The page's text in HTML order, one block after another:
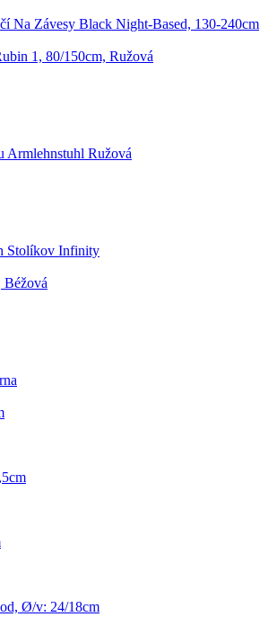
Na Závesy Black Night-Based, 130-240cm
1, 80/150cm, Ružová
Armlehnstuhl Ružová
Stolíkov Infinity
Béžová
Ø/v: 24/18cm